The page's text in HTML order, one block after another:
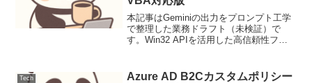
本記事はGeminiの出力をプロンプト工学
で整理した業務ドラフト（未検証）で
す。Win32 APIを活用した高信頼性フォ
安定な環境や、Access等...
Tech
Azure AD B2Cカスタムポリシー